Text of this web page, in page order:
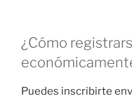
¿Cómo
Puedes inscribirte